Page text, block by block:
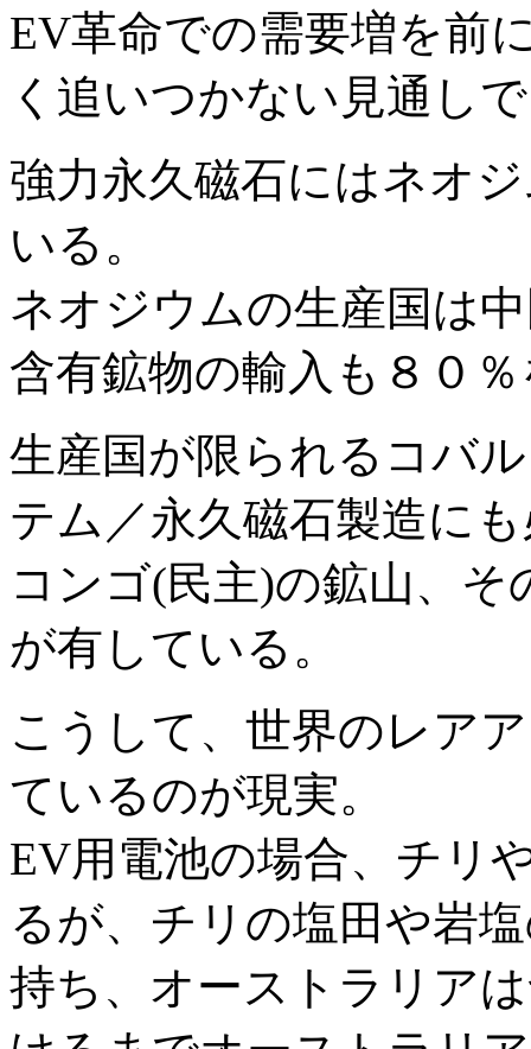
EV革命での需要増を前
く追いつかない見通し
強力永久磁石にはネオ
いる。
ネオジウムの生産国は
含有鉱物の輸入も８０
生産国が限られるコバ
テム／永久磁石製造に
コンゴ(民主)の鉱山、
が有している。
こうして、世界のレア
ているのが現実。
EV用電池の場合、チリ
るが、チリの塩田や岩
持ち、オーストラリア